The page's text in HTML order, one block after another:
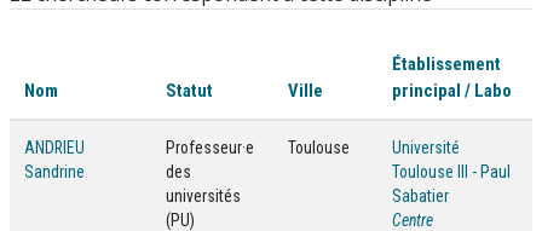
Nom Statut Ville
Établissement
principal / Labo
ANDRIEU
Sandrine
Professeur·e
des
universités
(PU)
Toulouse
Université
Toulouse III - Paul
Sabatier
Centre